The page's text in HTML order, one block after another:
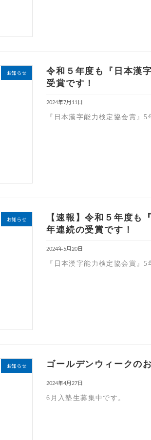
お知らせ
令和５年度も『日本漢
受賞です！
2024年7月11日
『日本漢字能力検定協会賞』5
お知らせ
【速報】令和５年度も
年連続の受賞です！
2024年5月20日
『日本漢字能力検定協会賞』5
お知らせ ゴールデンウィークの
2024年4月27日
6月入塾生募集中です。